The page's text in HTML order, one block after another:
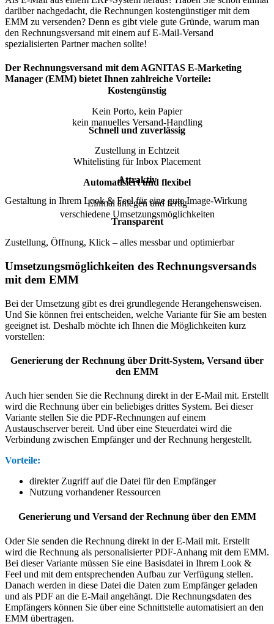
darüber nachgedacht, die Rechnungen kostengünstiger mit dem
EMM zu versenden? Denn es gibt viele gute Gründe, warum man
den Rechnungsversand mit einem auf E-Mail-Versand
spezialisierten Partner machen sollte!
Der Rechnungsversand mit dem AGNITAS E-Marketing
Manager (EMM) bietet Ihnen zahlreiche Vorteile:
Kostengünstig
Kein Porto, kein Papier
kein manuelles Versand-Handling
Schnell und zuverlässig
Zustellung in Echtzeit
Whitelisting für Inbox Placement
Automatisiert und flexibel
Einmal anlegen und fertig
verschiedene Umsetzungsmöglichkeiten
Attraktiv
Gestaltung in Ihrem Look & Feel für eine gute Image-Wirkung
Transparent
Zustellung, Öffnung, Klick – alles messbar und optimierbar
Umsetzungsmöglichkeiten des Rechnungsversands
mit dem EMM
Bei der Umsetzung gibt es drei grundlegende Herangehensweisen.
Und Sie können frei entscheiden, welche Variante für Sie am besten
geeignet ist. Deshalb möchte ich Ihnen die Möglichkeiten kurz
vorstellen:
Generierung der Rechnung über Dritt-System, Versand über
den EMM
Auch hier senden Sie die Rechnung direkt in der E-Mail mit. Erstellt
wird die Rechnung über ein beliebiges drittes System. Bei dieser
Variante stellen Sie die PDF-Rechnungen auf einem
Austauschserver bereit. Und über eine Steuerdatei wird die
Verbindung zwischen Empfänger und der Rechnung hergestellt.
Vorteile:
direkter Zugriff auf die Datei für den Empfänger
Nutzung vorhandener Ressourcen
Generierung und Versand der Rechnung über den EMM
Oder Sie senden die Rechnung direkt in der E-Mail mit. Erstellt
wird die Rechnung als personalisierter PDF-Anhang mit dem EMM.
Bei dieser Variante müssen Sie eine Basisdatei in Ihrem Look &
Feel und mit dem entsprechenden Aufbau zur Verfügung stellen.
Danach werden in diese Datei die Daten zum Empfänger geladen
und als PDF an die E-Mail angehängt. Die Rechnungsdaten des
Empfängers können Sie über eine Schnittstelle automatisiert an den
EMM übertragen.